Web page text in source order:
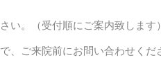
い。（受付順にご案内致します）
ご来院前にお問い合わせくだ